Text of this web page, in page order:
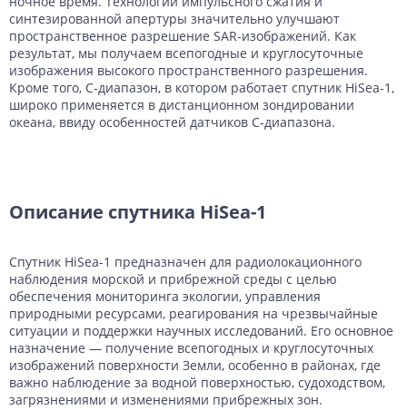
синтезированной апертуры значительно улучшают
пространственное разрешение SAR-изображений. Как
результат, мы получаем всепогодные и круглосуточные
изображения высокого пространственного разрешения.
Кроме того, C-диапазон, в котором работает спутник HiSea-1,
широко применяется в дистанционном зондировании
океана, ввиду особенностей датчиков C-диапазона.
Описание спутника HiSea-1
Спутник HiSea-1 предназначен для радиолокационного
наблюдения морской и прибрежной среды с целью
обеспечения мониторинга экологии, управления
природными ресурсами, реагирования на чрезвычайные
ситуации и поддержки научных исследований. Его основное
назначение — получение всепогодных и круглосуточных
изображений поверхности Земли, особенно в районах, где
важно наблюдение за водной поверхностью, судоходством,
загрязнениями и изменениями прибрежных зон.